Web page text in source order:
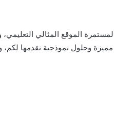
الموقع المثالي
وحلول نموذجية نقدمها